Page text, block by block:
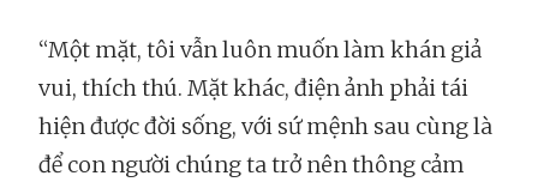
“Một mặt, tôi vẫn luôn muốn làm khán giả
vui, thích thú. Mặt khác, điện ảnh phải tái
hiện được đời sống, với sứ mệnh sau cùng là
để con người chúng ta trở nên thông cảm